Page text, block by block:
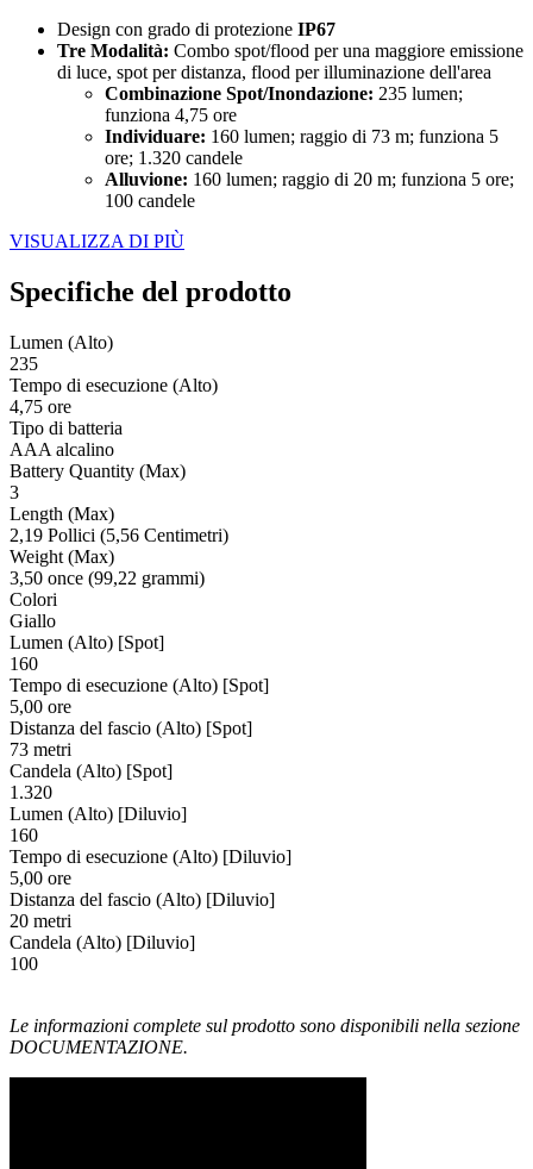
Design con grado di protezione IP67
Tre Modalità: Combo spot/flood per una maggiore emissione
di luce, spot per distanza, flood per illuminazione dell'area
Combinazione Spot/Inondazione: 235 lumen;
funziona 4,75 ore
Individuare: 160 lumen; raggio di 73 m; funziona 5
ore; 1.320 candele
Alluvione: 160 lumen; raggio di 20 m; funziona 5 ore;
100 candele
VISUALIZZA DI PIÙ
Specifiche del prodotto
Lumen (Alto)
235
Tempo di esecuzione (Alto)
4,75 ore
Tipo di batteria
AAA alcalino
Battery Quantity (Max)
3
Length (Max)
2,19 Pollici (5,56 Centimetri)
Weight (Max)
3,50 once (99,22 grammi)
Colori
Giallo
Lumen (Alto) [Spot]
160
Tempo di esecuzione (Alto) [Spot]
5,00 ore
Distanza del fascio (Alto) [Spot]
73 metri
Candela (Alto) [Spot]
1.320
Lumen (Alto) [Diluvio]
160
Tempo di esecuzione (Alto) [Diluvio]
5,00 ore
Distanza del fascio (Alto) [Diluvio]
20 metri
Candela (Alto) [Diluvio]
100
Le informazioni complete sul prodotto sono disponibili nella sezione
DOCUMENTAZIONE.